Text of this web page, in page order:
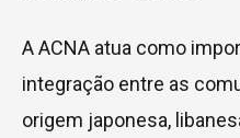
A ACNA atua como
integração entre as
origem japonesa,